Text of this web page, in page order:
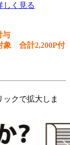
しく見る
与
象 合計2,200P付
クで拡大しま